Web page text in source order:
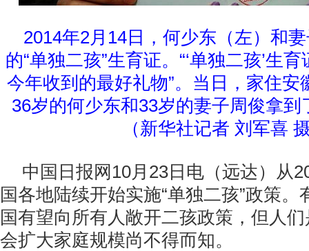
2014年2月14日，何少东（左）和
的“单独二孩”生育证。“‘单独二孩’生
今年收到的最好礼物”。当日，家住安
36岁的何少东和33岁的妻子周俊拿到
（新华社记者 刘军喜
中国日报网10月23日电（远达）从
国各地陆续开始实施“单独二孩”政策
国有望向所有人敞开二孩政策，但人
会扩大家庭规模尚不得而知。